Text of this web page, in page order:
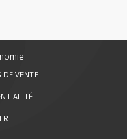
DE VENTE